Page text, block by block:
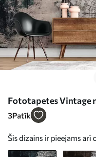
Fototapetes Vintage
3Patīk
Šis dizains ir pieejams arī